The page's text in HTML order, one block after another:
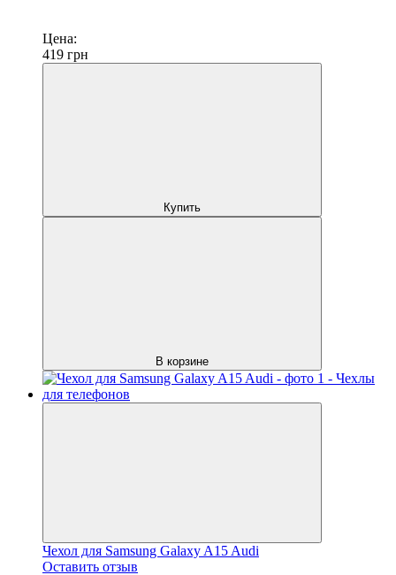
Цена:
419 грн
Купить
В корзине
Чехол для Samsung Galaxy A15 Audi
Оставить отзыв